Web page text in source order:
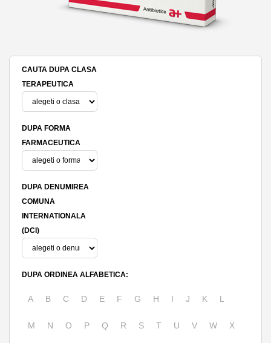
CAUTA DUPA CLASA
TERAPEUTICA
DUPA FORMA
FARMACEUTICA
DUPA DENUMIREA
COMUNA
INTERNATIONALA
(DCI)
DUPA ORDINEA ALFABETICA:
A B C D E F G H I J K L
M N O P Q R S T U V W X